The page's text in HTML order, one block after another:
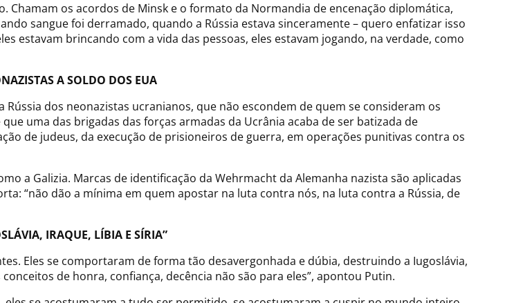
Chamam os acordos de Minsk e o formato da Normandia de encenação diplomática,
sangue foi derramado, quando a Rússia estava sinceramente – quero enfatizar isso
estavam brincando com a vida das pessoas, eles estavam jogando, na verdade, como
A SOLDO DOS EUA
dos neonazistas ucranianos, que não escondem de quem se consideram os
uma das brigadas das forças armadas da Ucrânia acaba de ser batizada de
de judeus, da execução de prisioneiros de guerra, em operações punitivas contra os
a Galizia. Marcas de identificação da Wehrmacht da Alemanha nazista são aplicadas
“não dão a mínima em quem apostar na luta contra nós, na luta contra a Rússia, de
IRAQUE, LÍBIA E SÍRIA”
Eles se comportaram de forma tão desavergonhada e dúbia, destruindo a Iugoslávia,
de honra, confiança, decência não são para eles”, apontou Putin.